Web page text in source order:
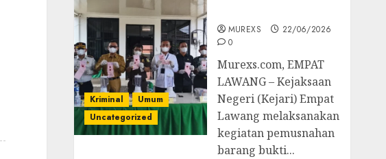
Kriminal
Umum
Uncategorized
MUREXS
22/06/2026
0
‎Murexs.com, EMPAT
LAWANG – Kejaksaan
Negeri (Kejari) Empat
Lawang melaksanakan
kegiatan pemusnahan
barang bukti...